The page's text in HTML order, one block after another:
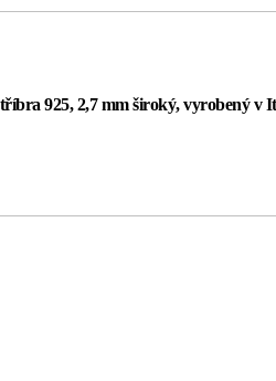
925, 2,7 mm široký, vyrobený v